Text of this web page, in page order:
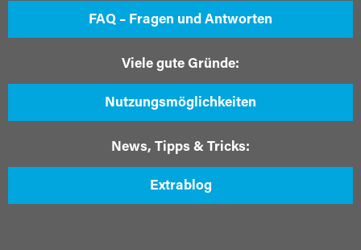
FAQ – Fragen und Antworten
Viele gute Gründe:
Nutzungsmöglichkeiten
News, Tipps & Tricks:
Extrablog